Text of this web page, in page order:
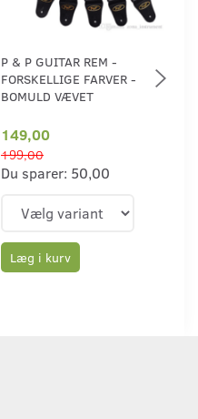
P & P GUITAR REM -
FORSKELLIGE FARVER -
BOMULD VÆVET
149,00
199,00
Du sparer: 50,00
Læg i kurv